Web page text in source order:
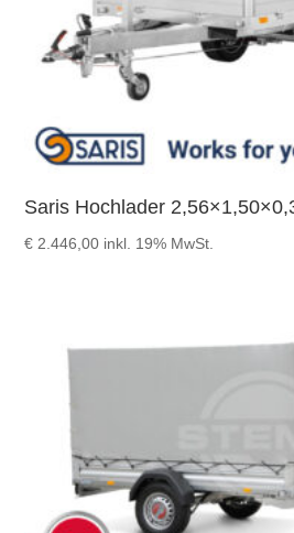
Saris Hochlader
€ 2.446,00 inkl. 19% MwSt.